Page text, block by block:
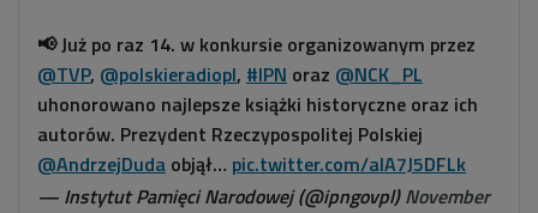
📢 Już po raz 14. w konkursie organizowanym przez
@TVP, @polskieradiopl, #IPN oraz @NCK_PL
uhonorowano najlepsze książki historyczne oraz ich
autorów. Prezydent Rzeczypospolitej Polskiej
@AndrzejDuda objął… pic.twitter.com/aIA7J5DFLk
— Instytut Pamięci Narodowej (@ipngovpl)November